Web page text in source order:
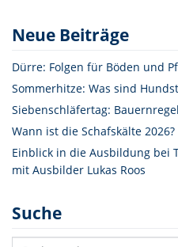
Neue Beiträge
Dürre: Folgen für Böden und
Sommerhitze: Was sind
Siebenschläfertag:
Wann ist die Schafskälte 2026?
Einblick in die Ausbildung bei
mit Ausbilder Lukas Roos
Suche